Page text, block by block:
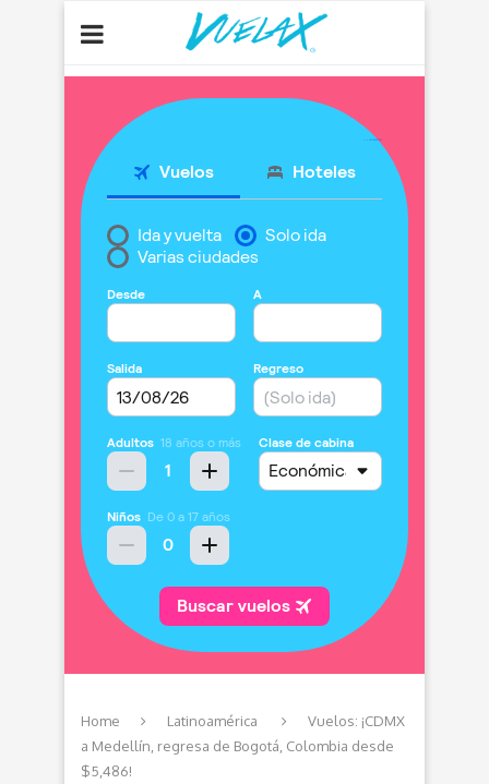
Home Latinoamérica
Vuelos: ¡CDMX
a Medellín, regresa de Bogotá, Colombia desde
$5,486!